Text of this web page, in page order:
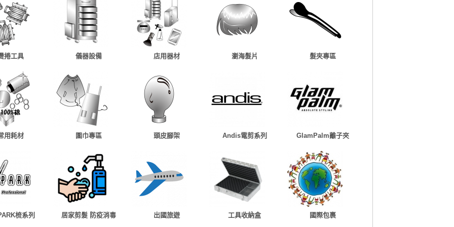
捲工具 儀器設備 店用器材 瀏海髮片 髮夾專區
用耗材 圍巾專區 頭皮腳架 Andis電剪系列 GlamPalm離子夾
梳系列 居家剪髮 防疫消毒 出國旅遊 工具收納盒 國際包裹